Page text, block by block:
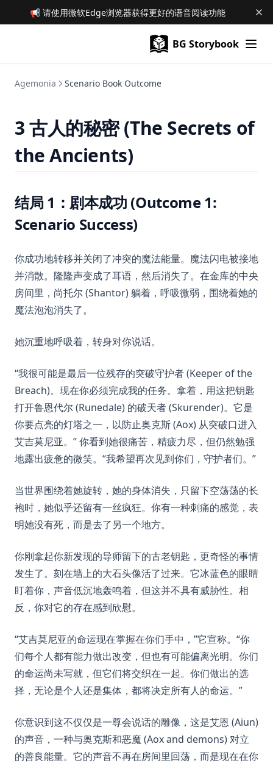
📢 请使用微软Edge浏览器获得更好的语音阅读功能
BG Storybook
Agemonia Scenario Book Outcome
3 古人的秘密 (The Secrets of
the Ancients)
结局 1：剧本成功 (Outcome 1:
Scenario Success)
你成功地转移并关闭了冲突的魔法能量。魔法闪电被接地
并消散。隆隆声变成了耳语，然后消失了。在金库的中央
房间里，尚托尔 (Shantor) 躺着，呼吸微弱，围绕着她的
魔法泡泡消失了。
她沉重地呼吸着，转身对你说话。
“我很可能是最后一位残存的突破守护者 (Keeper of the
Breach)。现在你必须完成我的任务。拿着，用这把钥匙
打开鲁恩代尔 (Runedale) 的破天者 (Skurender)。它是
你要点亮的灯塔之一，以防止奥克斯 (Aox) 从突破口进入
艾吉莫尼亚。” 你看到她很痛苦，精疲力尽，但仍然勉强
地露出疲惫的微笑。“我希望再次见到你们，守护者们。”
当世界围绕着她旋转，她的身体消失，只留下空荡荡的长
袍时，她似乎还留有一丝疯狂。你有一种刺痛的感觉，表
明她没有死，而是去了另一个地方。
你刚拿起你新发现的导师留下的古老钥匙，更奇怪的事情
发生了。刻在墙上的大石头像活了过来。它冰蓝色的眼睛
盯着你，声音低沉地轰鸣着，但这并不具有威胁性。相
反，你对它的存在感到欣慰。
“艾吉莫尼亚的命运现在掌握在你们手中，”它宣称。“你
们每个人都有能力做出改变，但也有可能偏离光明。你们
的命运尚未写就，但它们将交织在一起。你们做出的选
择，无论是个人还是集体，都将决定所有人的命运。”
你意识到这不仅仅是一尊会说话的雕像，这是艾恩 (Aiun)
的声音，一种与奥克斯和恶魔 (Aox and demons) 对立
的善良能量。它的声音不再在房间里回荡，而是现在在你